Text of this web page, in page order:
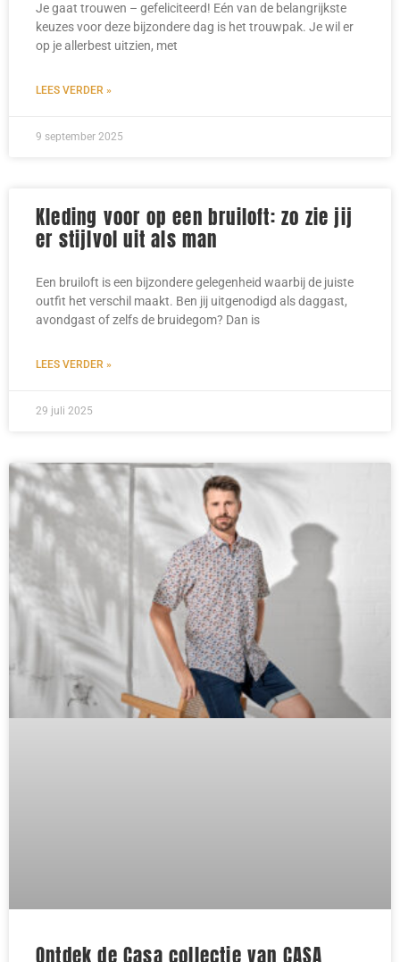
Je gaat trouwen – gefeliciteerd! Eén van de belangrijkste
keuzes voor deze bijzondere dag is het trouwpak. Je wil er
op je allerbest uitzien, met
LEES VERDER »
9 september 2025
Kleding voor op een bruiloft: zo zie jij
er stijlvol uit als man
Een bruiloft is een bijzondere gelegenheid waarbij de juiste
outfit het verschil maakt. Ben jij uitgenodigd als daggast,
avondgast of zelfs de bruidegom? Dan is
LEES VERDER »
29 juli 2025
Ontdek de Casa collectie van CASA